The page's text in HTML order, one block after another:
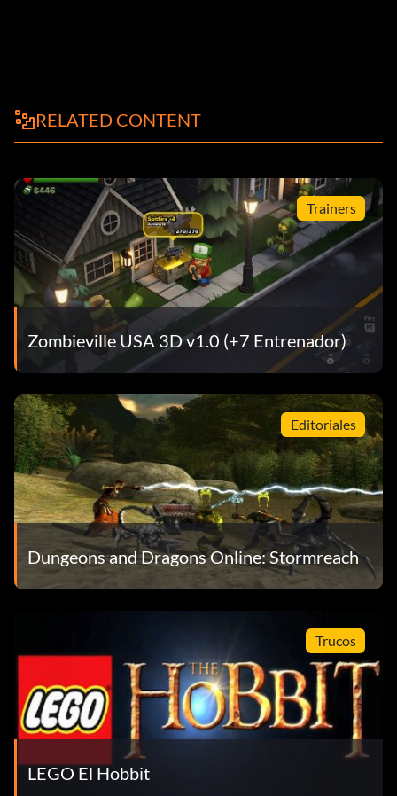
RELATED CONTENT
Trainers
Zombieville USA 3D v1.0 (+7 Entrenador)
Editoriales
Dungeons and Dragons Online: Stormreach
Trucos
LEGO El Hobbit